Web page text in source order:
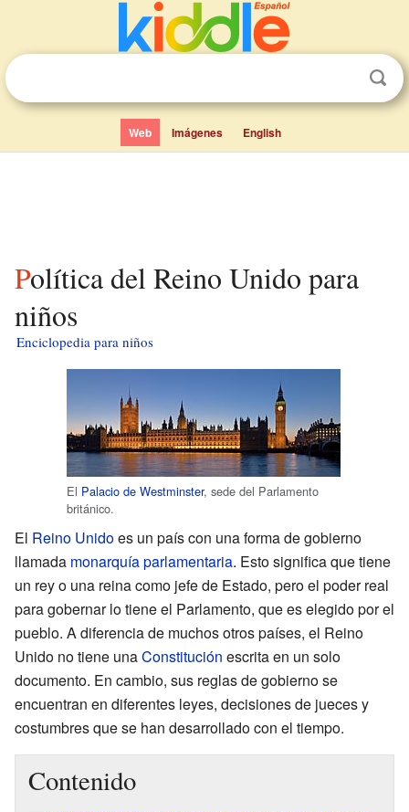
Web Imágenes English
Política del Reino Unido para
niños
Enciclopedia para niños
El Palacio de Westminster, sede del Parlamento
británico.
El Reino Unidoes un país con una forma de gobierno
llamada monarquía parlamentaria. Esto significa que tiene
un rey o una reina como jefe de Estado, pero el poder real
para gobernar lo tiene el Parlamento, que es elegido por el
pueblo. A diferencia de muchos otros países, el Reino
Unido no tiene unaConstitución escrita en un solo
documento. En cambio, sus reglas de gobierno se
encuentran en diferentes leyes, decisiones de jueces y
costumbres que se han desarrollado con el tiempo.
Contenido